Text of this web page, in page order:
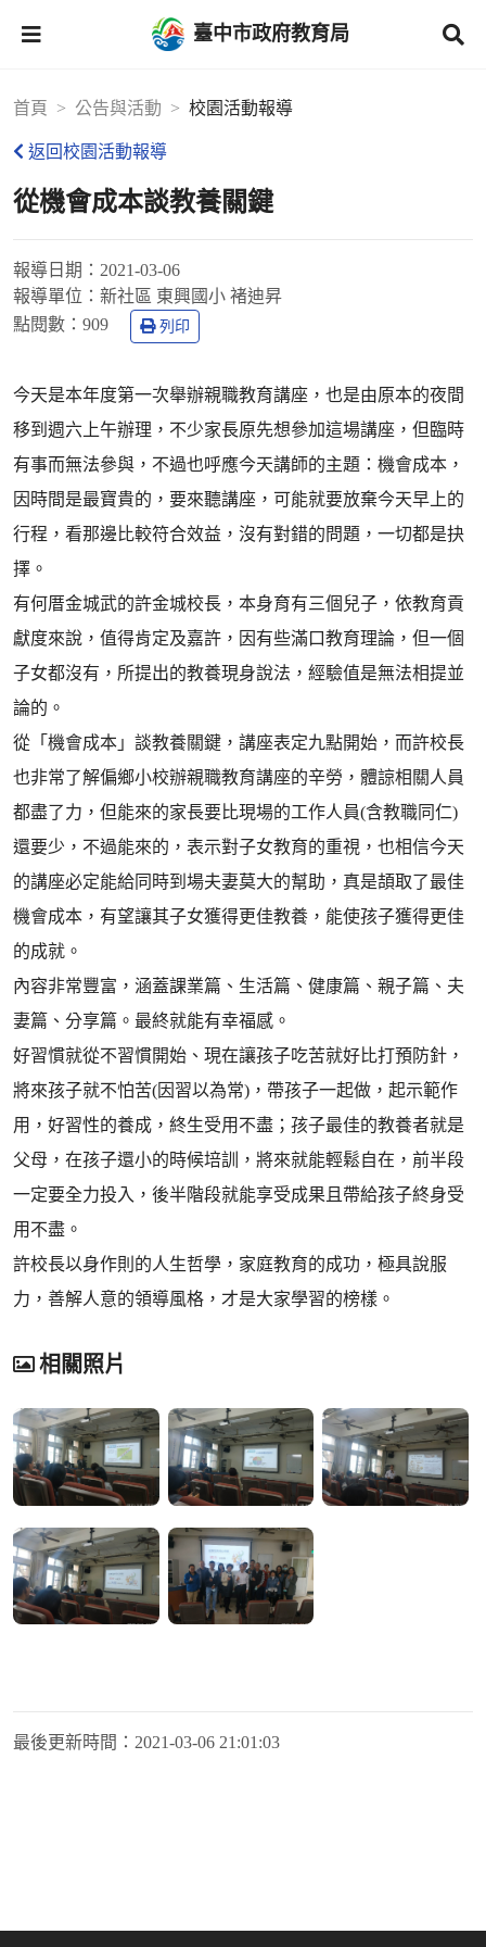
臺中市政府教育局
首頁 公告與活動 校園活動報導
返回校園活動報導
從機會成本談教養關鍵
報導日期： 2021-03-06
報導單位： 新社區 東興國小 褚迪昇
點閱數： 909 列印
今天是本年度第一次舉辦親職教育講座，也是由原本的夜間
移到週六上午辦理，不少家長原先想參加這場講座，但臨時
有事而無法參與，不過也呼應今天講師的主題：機會成本，
因時間是最寶貴的，要來聽講座，可能就要放棄今天早上的
行程，看那邊比較符合效益，沒有對錯的問題，一切都是抉
擇。
有何厝金城武的許金城校長，本身育有三個兒子，依教育貢
獻度來說，值得肯定及嘉許，因有些滿口教育理論，但一個
子女都沒有，所提出的教養現身說法，經驗值是無法相提並
論的。
從「機會成本」談教養關鍵，講座表定九點開始，而許校長
也非常了解偏鄉小校辦親職教育講座的辛勞，體諒相關人員
都盡了力，但能來的家長要比現場的工作人員(含教職同仁)
還要少，不過能來的，表示對子女教育的重視，也相信今天
的講座必定能給同時到場夫妻莫大的幫助，真是頡取了最佳
機會成本，有望讓其子女獲得更佳教養，能使孩子獲得更佳
的成就。
內容非常豐富，涵蓋課業篇、生活篇、健康篇、親子篇、夫
妻篇、分享篇。最終就能有幸福感。
好習慣就從不習慣開始、現在讓孩子吃苦就好比打預防針，
將來孩子就不怕苦(因習以為常)，帶孩子一起做，起示範作
用，好習性的養成，終生受用不盡；孩子最佳的教養者就是
父母，在孩子還小的時候培訓，將來就能輕鬆自在，前半段
一定要全力投入，後半階段就能享受成果且帶給孩子終身受
用不盡。
許校長以身作則的人生哲學，家庭教育的成功，極具說服
力，善解人意的領導風格，才是大家學習的榜樣。
相關照片
最後更新時間： 2021-03-06 21:01:03